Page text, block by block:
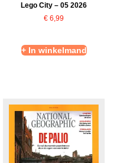
Lego City – 05 2026
€ 6,99
+ In winkelmand